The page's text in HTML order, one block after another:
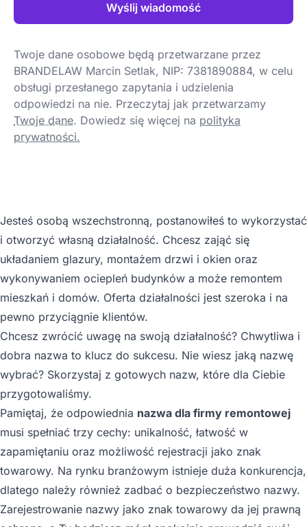
Wyślij wiadomość
Twoje dane osobowe będą przetwarzane przez
BRANDELAW Marcin Setlak, NIP: 7381890884, w celu
obsługi przesłanego zapytania i udzielenia
odpowiedzi na nie. Przeczytaj jak przetwarzamy
Twoje dane. Dowiedz się więcej na polityka
prywatności.
Jesteś osobą wszechstronną, postanowiłeś to wykorzystać
i otworzyć własną działalność. Chcesz zająć się
układaniem glazury, montażem drzwi i okien oraz
wykonywaniem ociepleń budynków a może remontem
mieszkań i domów. Oferta działalności jest szeroka i na
pewno przyciągnie klientów.
Chcesz zwrócić uwagę na swoją działalność? Chwytliwa i
dobra nazwa to klucz do sukcesu. Nie wiesz jaką nazwę
wybrać? Skorzystaj z gotowych nazw, które dla Ciebie
przygotowaliśmy.
Pamiętaj, że odpowiednia nazwa dla firmy remontowej
musi spełniać trzy cechy: unikalność, łatwość w
zapamiętaniu oraz możliwość rejestracji jako znak
towarowy. Na rynku branżowym istnieje duża konkurencja,
dlatego należy również zadbać o bezpieczeństwo nazwy.
Zarejestrowanie nazwy jako znak towarowy da jej prawną